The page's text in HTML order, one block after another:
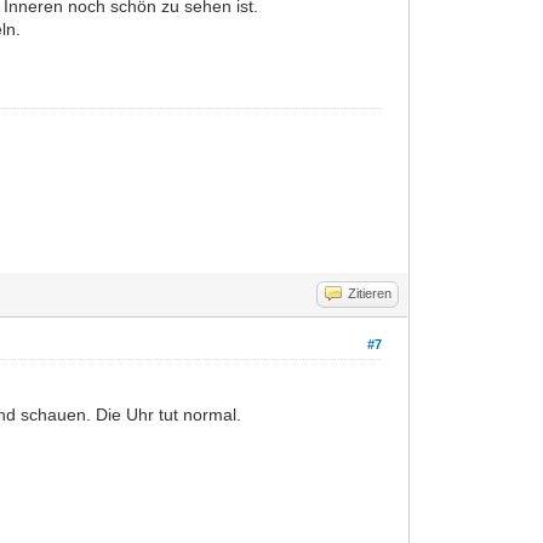
noch schön zu sehen ist.
Zitieren
#7
schauen. Die Uhr tut normal.